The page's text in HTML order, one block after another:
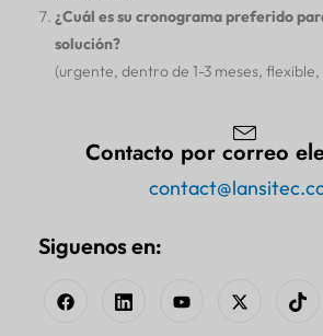
¿Cuál es su cronograma preferido
solución?
(urgente, dentro de 1-3 meses,
Contacto por correo
Siguenos en: